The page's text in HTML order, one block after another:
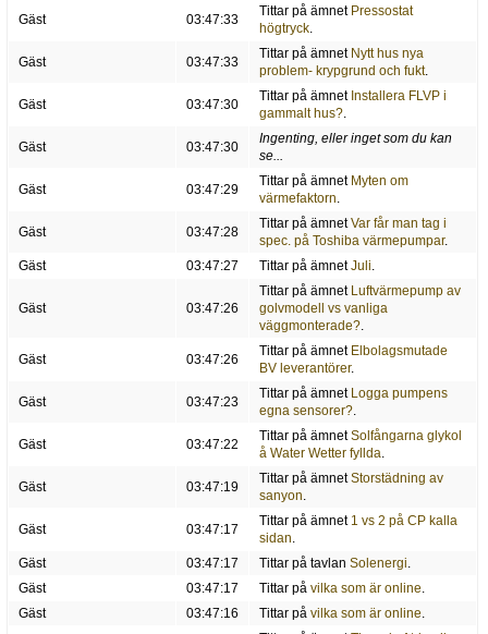
Gäst 03:47:33
Tittar på ämnet Pressostat
högtryck.
Gäst 03:47:33
Tittar på ämnet Nytt hus nya
problem- krypgrund och fukt.
Gäst 03:47:30
Tittar på ämnet Installera FLVP i
gammalt hus?.
Gäst 03:47:30
Ingenting, eller inget som du kan
se...
Gäst 03:47:29
Tittar på ämnet Myten om
värmefaktorn.
Gäst 03:47:28
Tittar på ämnetVar får man tag i
spec. på Toshiba värmepumpar.
Gäst
03:47:27 Tittar på ämnetJuli.
Gäst 03:47:26
Tittar på ämnet Luftvärmepump av
golvmodell vs vanliga
väggmonterade?.
Gäst 03:47:26
Tittar på ämnet Elbolagsmutade
BV leverantörer.
Gäst 03:47:23
Tittar på ämnet Logga pumpens
egna sensorer?.
Gäst 03:47:22
Tittar på ämnetSolfångarna glykol
å Water Wetter fyllda.
Gäst 03:47:19
Tittar på ämnetStorstädning av
sanyon.
Gäst 03:47:17
Tittar på ämnet 1 vs 2 på CP kalla
sidan.
Gäst
03:47:17 Tittar på tavlan Solenergi.
Gäst
03:47:17 Tittar på vilka som är online.
Gäst
03:47:16 Tittar på vilka som är online.